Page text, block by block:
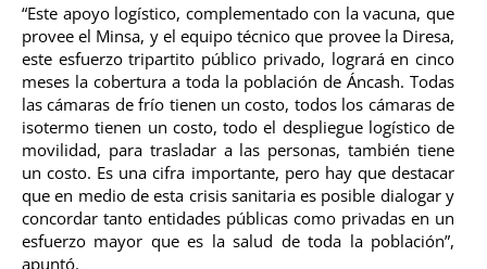
“Este apoyo logístico, complementado con la vacuna, que
provee el Minsa, y el equipo técnico que provee la Diresa,
este esfuerzo tripartito público privado, logrará en cinco
meses la cobertura a toda la población de Áncash. Todas
las cámaras de frío tienen un costo, todos los cámaras de
isotermo tienen un costo, todo el despliegue logístico de
movilidad, para trasladar a las personas, también tiene
un costo. Es una cifra importante, pero hay que destacar
que en medio de esta crisis sanitaria es posible dialogar y
concordar tanto entidades públicas como privadas en un
esfuerzo mayor que es la salud de toda la población”,
apuntó.